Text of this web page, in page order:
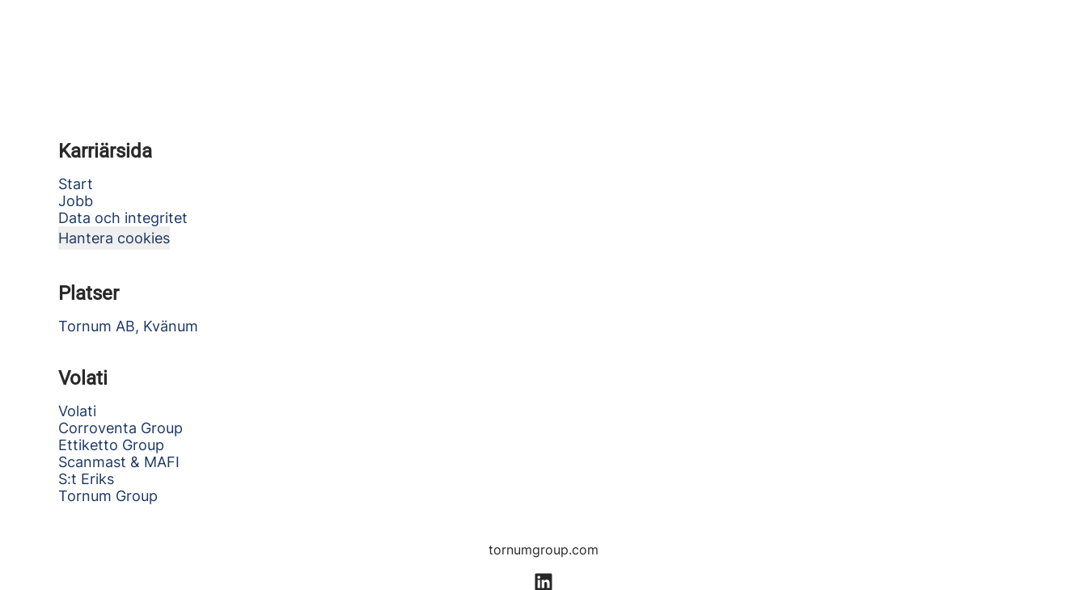
Karriärsida
Start
Jobb
Data och integritet
Hantera cookies
Platser
Tornum AB, Kvänum
Volati
Volati
Corroventa Group
Ettiketto Group
Scanmast & MAFI
S:t Eriks
Tornum Group
tornumgroup.com